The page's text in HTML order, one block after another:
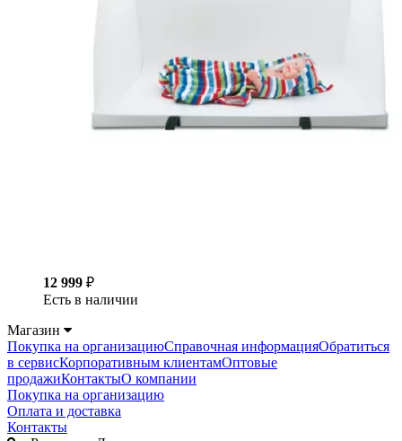
12 999 ₽
Есть в наличии
Магазин
Покупка на организациюСправочная информацияОбратиться
в сервисКорпоративным клиентамОптовые
продажиКонтактыО компании
Покупка на организацию
Оплата и доставка
Контакты